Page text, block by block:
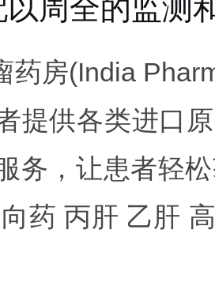
周全的监测
药房(India
提供各类进口
务，让患者轻
药 丙肝 乙肝